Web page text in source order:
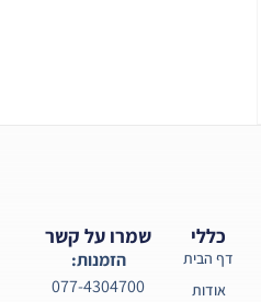
כללי
דף הבית
אודות
שמרו על קשר
הזמנות:
077-4304700